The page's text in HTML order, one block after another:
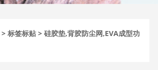
>标签标贴 > 硅胶垫,背胶防尘网,EVA成型功